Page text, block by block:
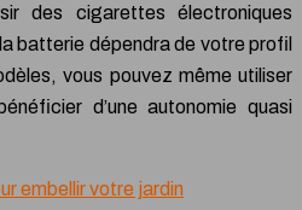
des cigarettes électroniques
batterie dépendra de votre profil
vous pouvez même utiliser
d’une autonomie quasi
embellir votre jardin